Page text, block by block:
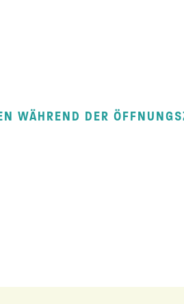
WÄHREND DER